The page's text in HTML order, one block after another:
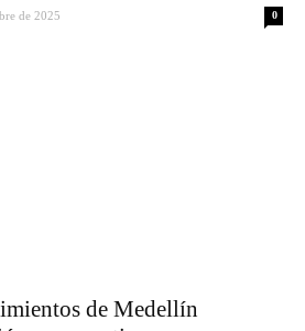
de 2025 0
de Medellín